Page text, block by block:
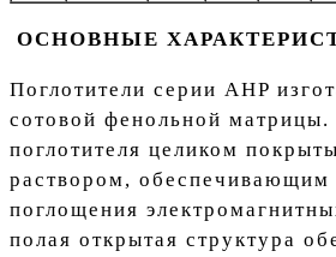
ОСНОВНЫЕ
Поглотители серии AHP
сотовой фенольной матрицы.
поглотителя целиком
раствором, обеспечивающим
поглощения
полая открытая структура